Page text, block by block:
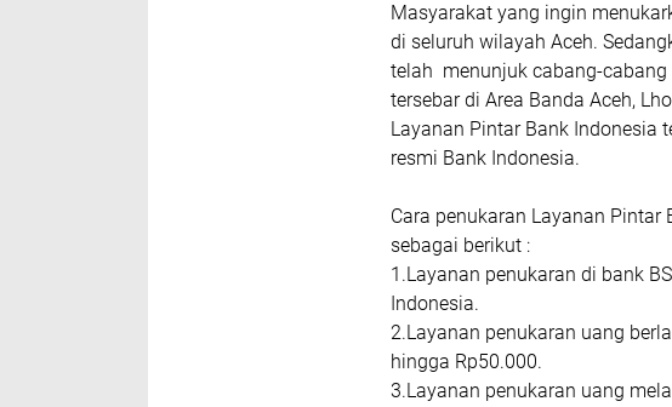
Masyarakat yang ingin
di seluruh wilayah Aceh.
telah menunjuk cabang-cabang
tersebar di Area Banda Aceh,
Layanan Pintar Bank Indonesia
resmi Bank Indonesia.
Cara penukaran Layanan
sebagai berikut :
1.Layanan penukaran di bank
Indonesia.
2.Layanan penukaran uang
hingga Rp50.000.
3.Layanan penukaran uang